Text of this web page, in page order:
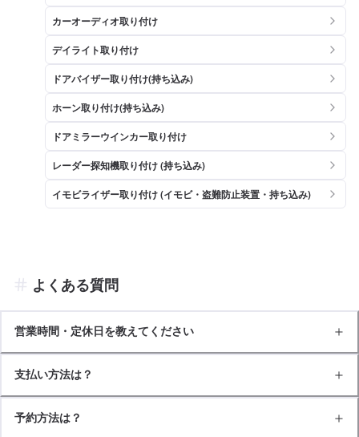
カーオーディオ取り付け
デイライト取り付け
ドアバイザー取り付け(持ち込み)
ホーン取り付け(持ち込み)
ドアミラーウインカー取り付け
レーダー探知機取り付け (持ち込み)
イモビライザー取り付け (イモビ・盗難防止装置・持ち込み)
よくある質問
営業時間・定休日を教えてください
支払い方法は？
予約方法は？